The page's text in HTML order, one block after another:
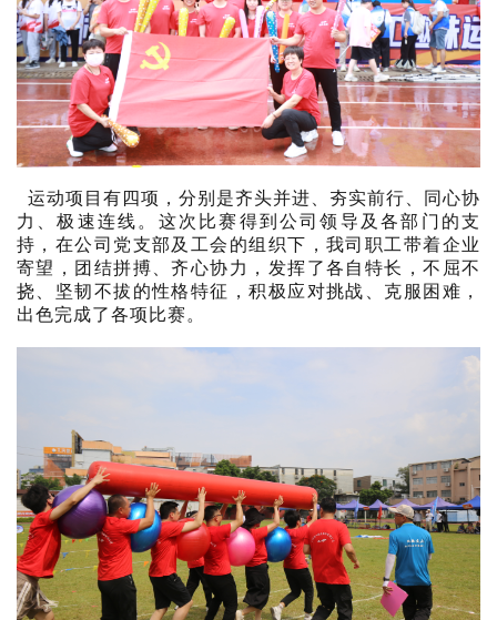
运动项目有四项，分别是齐头并进 、夯实前行、同心协
力、极速连线。 这次比赛得到公司领导及各部门的支
持，在公司党支部及工会的组织下，我司职工带着企业
寄望，团结拼搏、齐心协力，发挥了各自特长，不屈不
挠、坚韧不拔的性格特征，积极应对挑战、克服困难，
出色完成了各项比赛。